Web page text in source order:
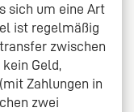
sich um eine Art
ist regelmäßig
zwischen
Geld,
Zahlungen in
zwei